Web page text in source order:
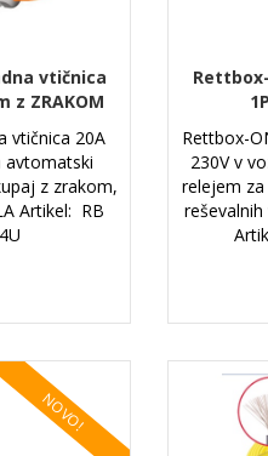
vtičnica
z ZRAKOM
vtičnica 20A
avtomatski
z zrakom,
Artikel: RB
Rettbox-
230V v
relejem
NOVO!